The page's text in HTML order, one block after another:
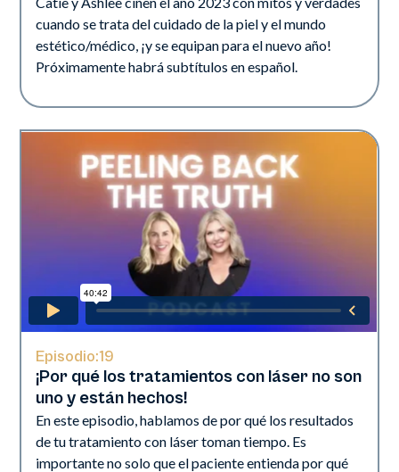
cuando se trata del cuidado de la piel y el mundo
estético/médico, ¡y se equipan para el nuevo año!
Próximamente habrá subtítulos en español.
Episodio:19
¡Por qué los tratamientos con láser no son
uno y están hechos!
En este episodio, hablamos de por qué los resultados
de tu tratamiento con láser toman tiempo. Es
importante no solo que el paciente entienda por qué